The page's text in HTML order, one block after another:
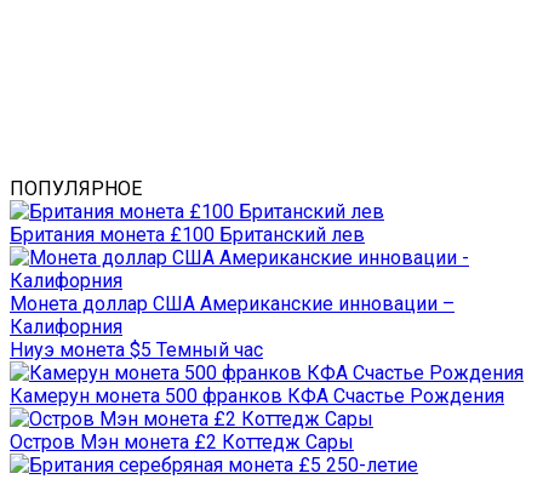
ПОПУЛЯРНОЕ
Британия монета £100 Британский лев
Монета доллар США Американские инновации –
Калифорния
Ниуэ монета $5 Темный час
Камерун монета 500 франков КФА Счастье Рождения
Остров Мэн монета £2 Коттедж Сары